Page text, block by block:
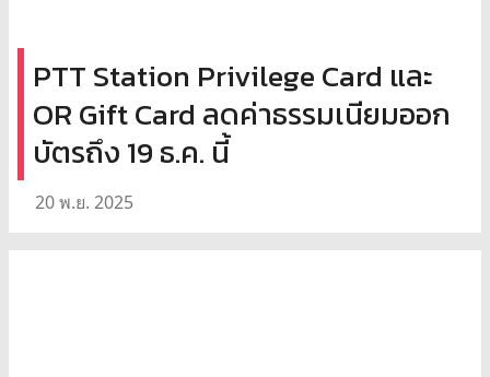
PTT Station Privilege Card และ
OR Gift Card ลดค่าธรรมเนียมออก
บัตรถึง 19 ธ.ค. นี้
20 พ.ย. 2025